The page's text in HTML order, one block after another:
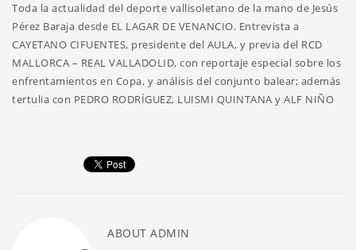
audio
Toda la actualidad del deporte vallisoletano de la mano de Jesús
Pérez Baraja desde EL LAGAR DE VENANCIO. Entrevista a
CAYETANO CIFUENTES, presidente del AULA, y previa del RCD
MALLORCA – REAL VALLADOLID, con reportaje especial sobre los
enfrentamientos en Copa, y análisis del conjunto balear; además
tertulia con PEDRO RODRÍGUEZ, LUISMI QUINTANA y ALF NIÑO
ABOUT ADMIN